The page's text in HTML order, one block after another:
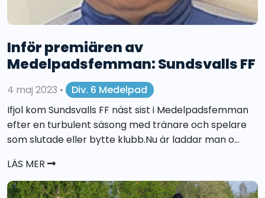
Inför premiären av
Medelpadsfemman: Sundsvalls FF
4 maj 2023 •
Div. 6 Medelpad
Ifjol kom Sundsvalls FF näst sist i Medelpadsfemman
efter en turbulent säsong med tränare och spelare
som slutade eller bytte klubb.Nu är laddar man o...
LÄS MER